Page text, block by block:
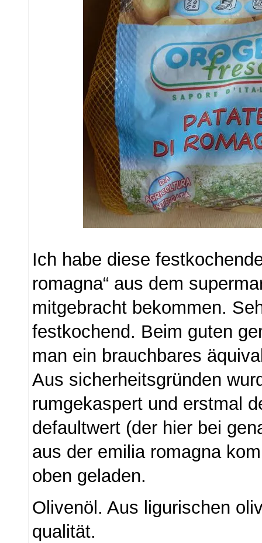
Ich habe diese
romagna“ aus dem
mitgebracht bekommen.
festkochend. Beim guten
man ein brauchbares
Aus sicherheitsgründen
rumgekaspert und erstmal
defaultwert (der hier bei
aus der emilia romagna
oben geladen.
Olivenöl. Aus ligurischen
qualität.